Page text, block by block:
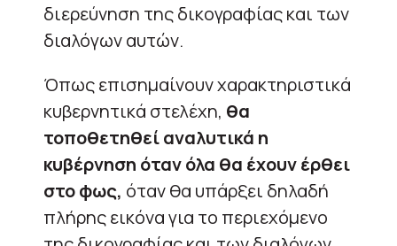
διερεύνηση της δικογραφίας και των
διαλόγων αυτών.
Όπως επισημαίνουν χαρακτηριστικά
κυβερνητικά στελέχη, θα
τοποθετηθεί αναλυτικά η
κυβέρνηση όταν όλα θα έχουν έρθει
στο φως, όταν θα υπάρξει δηλαδή
πλήρης εικόνα για το περιεχόμενο